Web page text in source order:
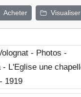
Acheter Visualiser